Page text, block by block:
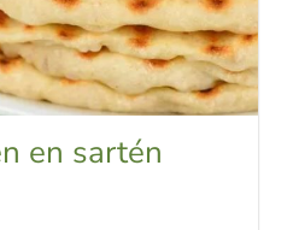
en sartén